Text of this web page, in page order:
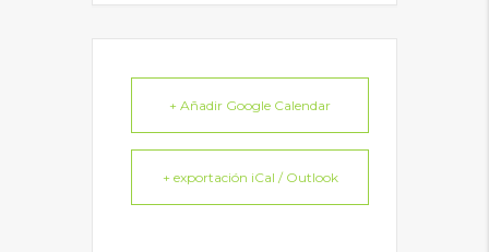
+ Añadir Google Calendar
+ exportación iCal / Outlook